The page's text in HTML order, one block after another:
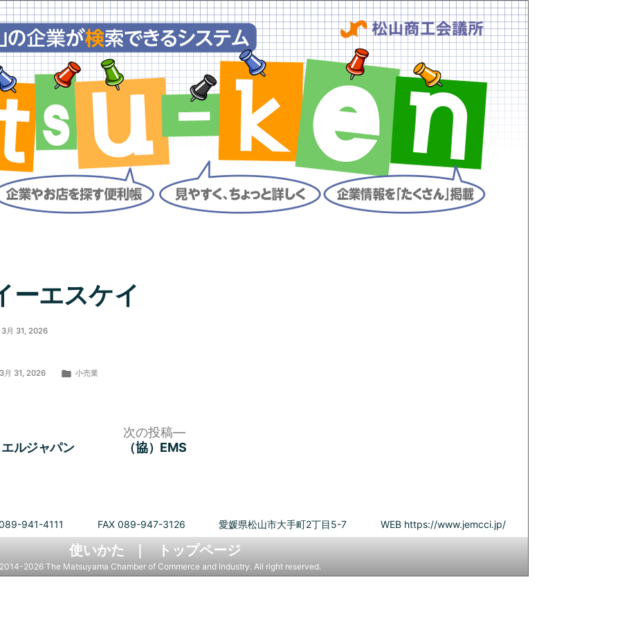
ーエスケイ
3月 31, 2026
月 31, 2026
カ
小売業
ルジャパン
次の投稿
次
の
（協）EMS
941-4111 FAX 089-947-3126 愛媛県松山市大手町2丁目5-7 WEB https://www.jemcci.jp/
使いかた トップページ
2026 The Matsuyama Chamber of Commerce and Industry. All right reserved.